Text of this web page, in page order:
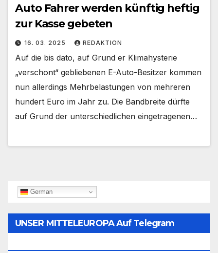
Auto Fahrer werden künftig heftig
zur Kasse gebeten
16. 03. 2025 REDAKTION
Auf die bis dato, auf Grund er Klimahysterie
„verschont“ gebliebenen E-Auto-Besitzer kommen
nun allerdings Mehrbelastungen von mehreren
hundert Euro im Jahr zu. Die Bandbreite dürfte
auf Grund der unterschiedlichen eingetragenen…
German
UNSER MITTELEUROPA Auf Telegram